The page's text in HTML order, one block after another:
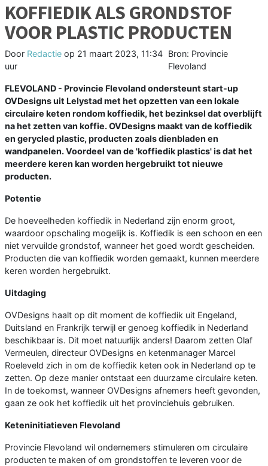
KOFFIEDIK ALS GRONDSTOF
VOOR PLASTIC PRODUCTEN
Door Redactie op 21 maart 2023, 11:34
uur
Bron: Provincie
Flevoland
FLEVOLAND - Provincie Flevoland ondersteunt start-up
OVDesigns uit Lelystad met het opzetten van een lokale
circulaire keten rondom koffiedik, het bezinksel dat overblijft
na het zetten van koffie. OVDesigns maakt van de koffiedik
en gerycled plastic, producten zoals dienbladen en
wandpanelen. Voordeel van de 'koffiedik plastics' is dat het
meerdere keren kan worden hergebruikt tot nieuwe
producten.
Potentie
De hoeveelheden koffiedik in Nederland zijn enorm groot,
waardoor opschaling mogelijk is. Koffiedik is een schoon en een
niet vervuilde grondstof, wanneer het goed wordt gescheiden.
Producten die van koffiedik worden gemaakt, kunnen meerdere
keren worden hergebruikt.
Uitdaging
OVDesigns haalt op dit moment de koffiedik uit Engeland,
Duitsland en Frankrijk terwijl er genoeg koffiedik in Nederland
beschikbaar is. Dit moet natuurlijk anders! Daarom zetten Olaf
Vermeulen, directeur OVDesigns en ketenmanager Marcel
Roeleveld zich in om de koffiedik keten ook in Nederland op te
zetten. Op deze manier ontstaat een duurzame circulaire keten.
In de toekomst, wanneer OVDesigns afnemers heeft gevonden,
gaan ze ook het koffiedik uit het provinciehuis gebruiken.
Keteninitiatieven Flevoland
Provincie Flevoland wil ondernemers stimuleren om circulaire
producten te maken of om grondstoffen te leveren voor de